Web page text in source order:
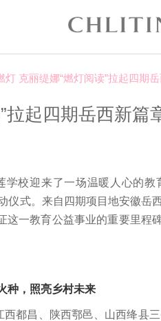
灯 克丽缇娜“燃灯阅读”拉起四期
拉起四期岳西新篇
校迎来了一场温暖人心的教
仪式。来自四期项目地安徽岳
一教育公益事业的重要里程
种，照亮乡村未来
都昌、陕西鄠邑、山西绛县